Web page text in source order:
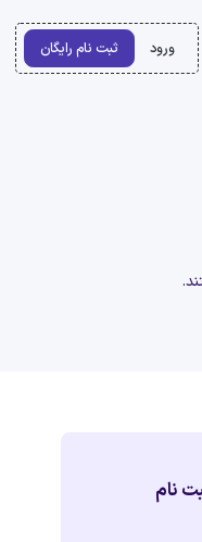
ورود ثبت نام رایگان
نام